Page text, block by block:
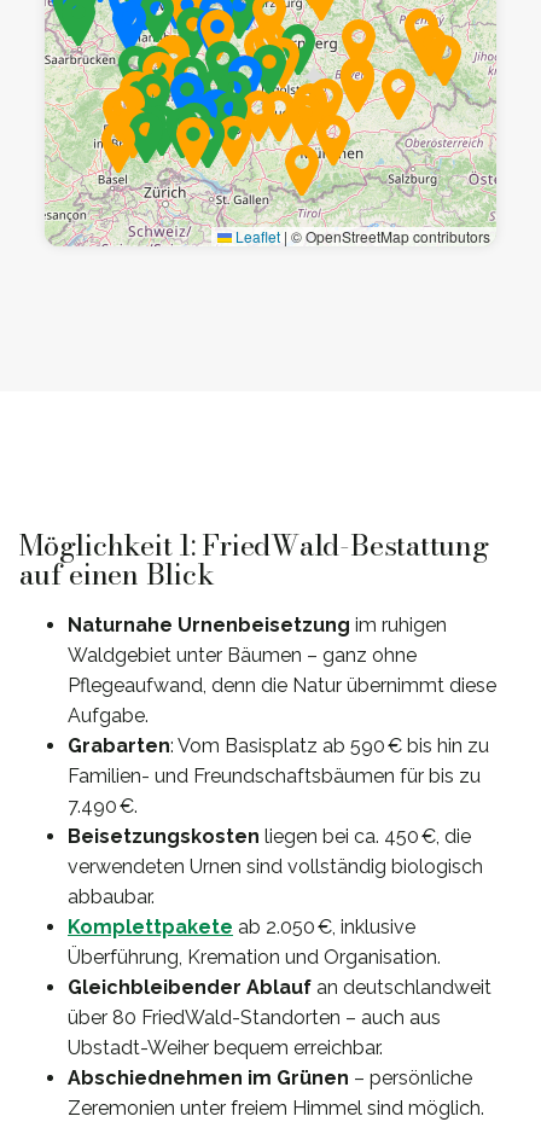
Leaflet | © OpenStreetMap contributors
Möglichkeit 1: FriedWald-Bestattung
auf einen Blick
Naturnahe Urnenbeisetzung im ruhigen
Waldgebiet unter Bäumen – ganz ohne
Pflegeaufwand, denn die Natur übernimmt diese
Aufgabe.
Grabarten: Vom Basisplatz ab 590 € bis hin zu
Familien- und Freundschaftsbäumen für bis zu
7.490 €.
Beisetzungskosten liegen bei ca. 450 €, die
verwendeten Urnen sind vollständig biologisch
abbaubar.
Komplettpakete ab 2.050 €, inklusive
Überführung, Kremation und Organisation.
Gleichbleibender Ablauf an deutschlandweit
über 80 FriedWald-Standorten – auch aus
Ubstadt-Weiher bequem erreichbar.
Abschiednehmen im Grünen – persönliche
Zeremonien unter freiem Himmel sind möglich.